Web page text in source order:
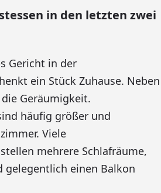
in den letzten zwei
Gericht in der
ein Stück Zuhause. Neben
Geräumigkeit.
häufig größer und
Viele
mehrere Schlafräume,
gelegentlich einen Balkon